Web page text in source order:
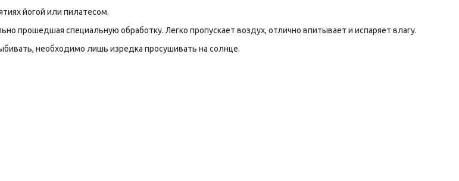
йогой или пилатесом.
прошедшая специальную обработку. Легко пропускает воздух, отлично впитывает и испаряет влагу.
необходимо лишь изредка просушивать на солнце.